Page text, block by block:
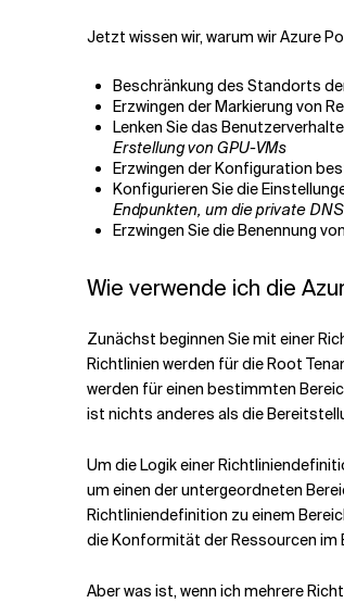
Jetzt wissen wir, warum wir Azure
Beschränkung des Standorts
Erzwingen der Markierung von
Lenken Sie das
Erstellung von GPU-VMs
Erzwingen der Konfiguration
Konfigurieren Sie die
Endpunkten, um die private
Erzwingen Sie die Benennung
Wie verwende ich die
Zunächst beginnen Sie mit einer
Richtlinien werden für die Root
werden für einen bestimmten
ist nichts anderes als die
Um die Logik einer
um einen der untergeordneten
Richtliniendefinition zu einem
die Konformität der Ressourcen im
Aber was ist, wenn ich mehrere